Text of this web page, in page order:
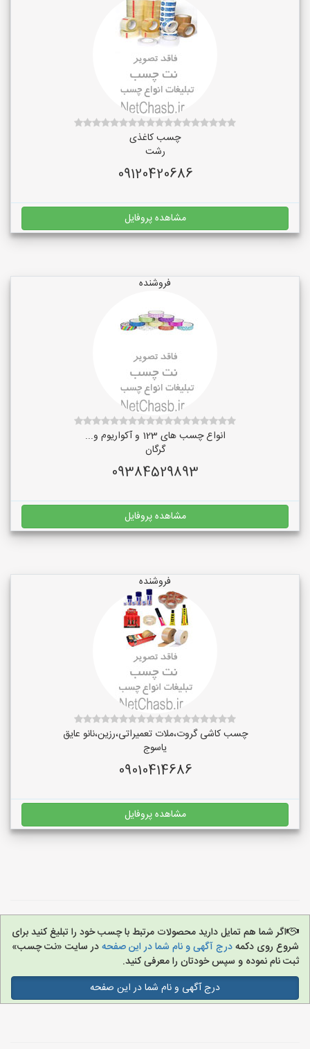
چسب کاغذی
رشت
09120420686
مشاهده پروفایل
فروشنده
انواع چسب های 123 و آکواریوم و...
گرگان
09384529893
مشاهده پروفایل
فروشنده
چسب کاشی گروت،ملات تعمیراتی،رزین،نانو عایق
یاسوج
09010414686
مشاهده پروفایل
اگر شما هم تمایل دارید محصولات مرتبط با چسب خود را تبلیغ کنید برای
شروع روی دکمهدرج آگهی و نام شما در این صفحهدر سایت «نت چسب»
ثبت نام نموده و سپس خودتان را معرفی کنید.
درج آگهی و نام شما در این صفحه